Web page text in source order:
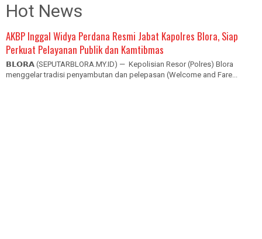
Hot News
AKBP Inggal Widya Perdana Resmi Jabat Kapolres Blora, Siap
Perkuat Pelayanan Publik dan Kamtibmas
𝗕𝗟𝗢𝗥𝗔 (SEPUTARBLORA.MY.ID) — Kepolisian Resor (Polres) Blora
menggelar tradisi penyambutan dan pelepasan (Welcome and Fare...